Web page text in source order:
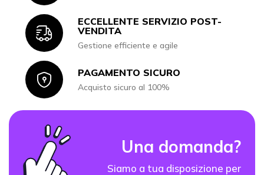
Icon
ECCELLENTE SERVIZIO POST-
VENDITA
Gestione efficiente e agile
IconPAGAMENTO SICURO
Acquisto sicuro al 100%
Una domanda?
Siamo a tua disposizione per